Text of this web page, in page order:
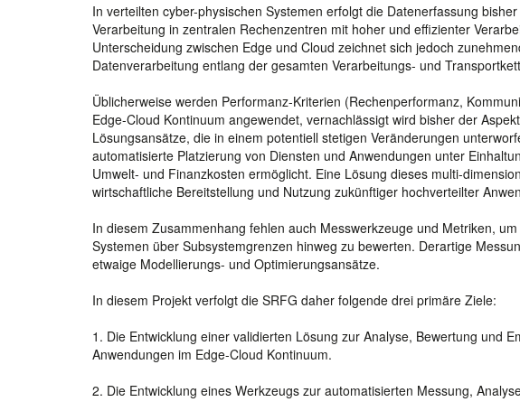
In verteilten cyber-physischen Systemen erfolgt die Datenerfassung
Verarbeitung in zentralen Rechenzentren mit hoher und effizienter
Unterscheidung zwischen Edge und Cloud zeichnet sich jedoch
Datenverarbeitung entlang der gesamten Verarbeitungs- und
Üblicherweise werden Performanz-Kriterien (Rechenperformanz,
Edge-Cloud Kontinuum angewendet, vernachlässigt wird bisher der
Lösungsansätze, die in einem potentiell stetigen Veränderungen
automatisierte Platzierung von Diensten und Anwendungen unter
Umwelt- und Finanzkosten ermöglicht. Eine Lösung dieses multi-
wirtschaftliche Bereitstellung und Nutzung zukünftiger hochverteilter
In diesem Zusammenhang fehlen auch Messwerkzeuge und Metriken,
Systemen über Subsystemgrenzen hinweg zu bewerten. Derartige
etwaige Modellierungs- und Optimierungsansätze.
In diesem Projekt verfolgt die SRFG daher folgende drei primäre Ziele:
1. Die Entwicklung einer validierten Lösung zur Analyse, Bewertung und
Anwendungen im Edge-Cloud Kontinuum.
2. Die Entwicklung eines Werkzeugs zur automatisierten Messung,